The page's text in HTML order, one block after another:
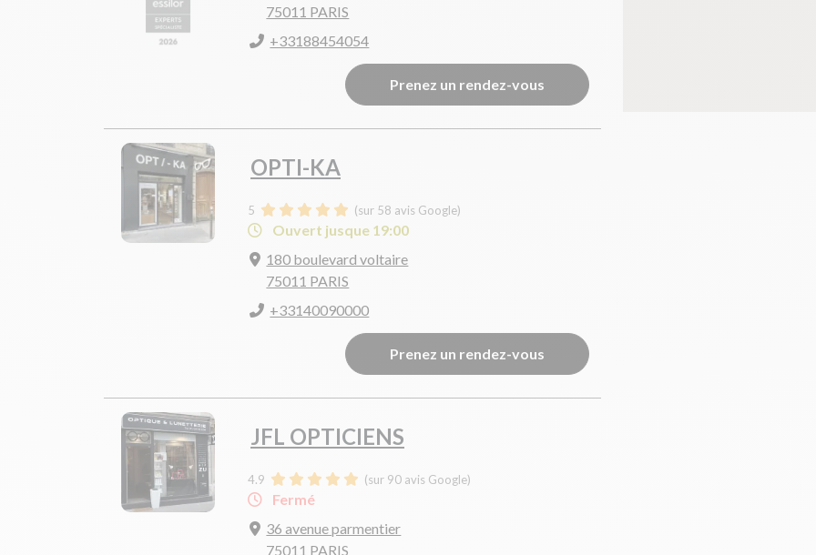
75011 PARIS
+33188454054
Prenez un rendez-vous
OPTI-KA
5 (sur 58 avis Google)
Ouvert jusque 19:00
180 boulevard voltaire
75011 PARIS
+33140090000
Prenez un rendez-vous
JFL OPTICIENS
4.9 (sur 90 avis Google)
Fermé
36 avenue parmentier
75011 PARIS